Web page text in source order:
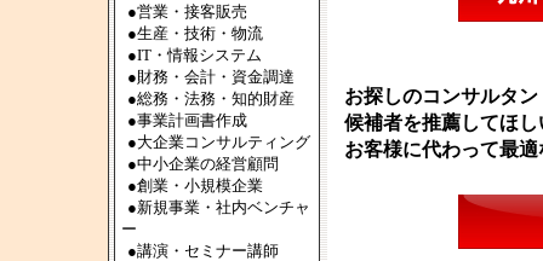
●営業・接客販売
●生産・技術・物流
●IT・情報システム
●財務・会計・資金調達
●総務・法務・知的財産
●事業計画書作成
●大企業コンサルティング
●中小企業の経営顧問
●創業・小規模企業
●新規事業・社内ベンチャ
ー
●講演・セミナー講師
お探しのコンサルタ
候補者を推薦してほ
お客様に代わって最